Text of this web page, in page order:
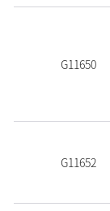
G11650
G11652